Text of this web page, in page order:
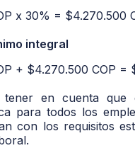
x 30% = $4.270.500
integral
+ $4.270.500 COP =
tener en cuenta que
para todos los
con los requisitos